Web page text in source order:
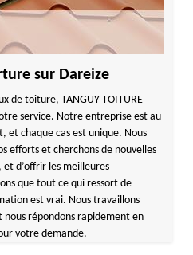
sur Dareize
de toiture, TANGUY TOITURE
service. Notre entreprise est au
et chaque cas est unique. Nous
efforts et cherchons de nouvelles
et d’offrir les meilleures
que tout ce qui ressort de
est vrai. Nous travaillons
répondons rapidement en
votre demande.